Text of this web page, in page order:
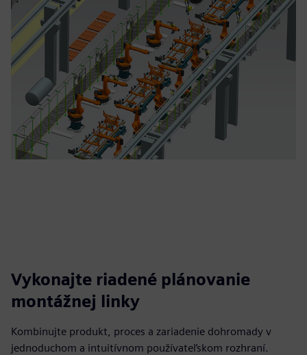
Vykonajte riadené plánovanie
montážnej linky
Kombinujte produkt, proces a zariadenie dohromady v
jednoduchom a intuitívnom používateľskom rozhraní.